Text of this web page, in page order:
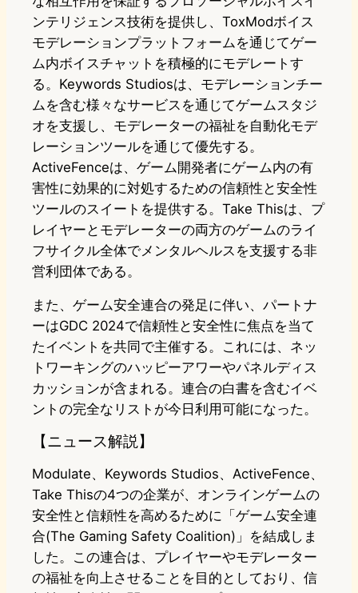
ンテリジェンス技術を提供し、ToxModボイス
モデレーションプラットフォームを通じてゲー
ム内ボイスチャットを積極的にモデレートす
る。Keywords Studiosは、モデレーションチー
ムを含む様々なサービスを通じてゲームスタジ
オを支援し、モデレーターの福祉を自動化モデ
レーションツールを通じて優先する。
ActiveFenceは、ゲーム開発者にゲーム内の有
害性に効果的に対処するための信頼性と安全性
ツールのスイートを提供する。Take Thisは、プ
レイヤーとモデレーターの両方のゲームのライ
フサイクル全体でメンタルヘルスを支援する非
営利団体である。
また、ゲーム安全連合の発足に伴い、パートナ
ーはGDC 2024で信頼性と安全性に焦点を当て
たイベントを共同で主催する。これには、ネッ
トワーキングのハッピーアワーやパネルディス
カッションが含まれる。連合の白書を含むイベ
ントの完全なリストが今日利用可能になった。
【ニュース解説】
Modulate、Keywords Studios、ActiveFence、
Take Thisの4つの企業が、オンラインゲームの
安全性と信頼性を高めるために「ゲーム安全連
合(The Gaming Safety Coalition)」を結成しま
した。この連合は、プレイヤーやモデレーター
の福祉を向上させることを目的としており、信